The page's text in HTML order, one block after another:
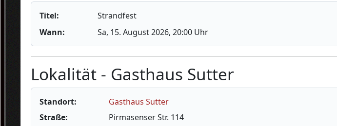
Titel:
Strandfest
Wann:
Sa, 15. August 2026, 20:00 Uhr
Lokalität - Gasthaus Sutter
Standort:
Gasthaus Sutter
Straße:
Pirmasenser Str. 114